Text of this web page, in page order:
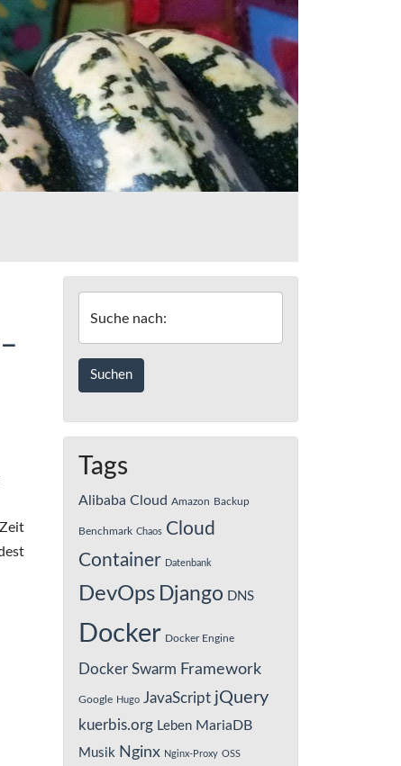
Suche nach:
Tags
Alibaba Cloud Amazon Backup
Benchmark Chaos Cloud
Container Datenbank
DevOps Django DNS
Docker Docker Engine
Docker Swarm Framework
Google Hugo JavaScript jQuery
kuerbis.org Leben MariaDB
Musik Nginx Nginx-Proxy OSS